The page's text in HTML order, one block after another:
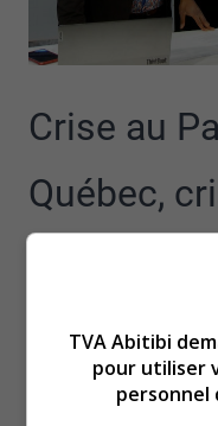
Crise au
Québec,
solidaire,
Québec
stabiliser,
TVA Abitibi
pour utiliser
personnel